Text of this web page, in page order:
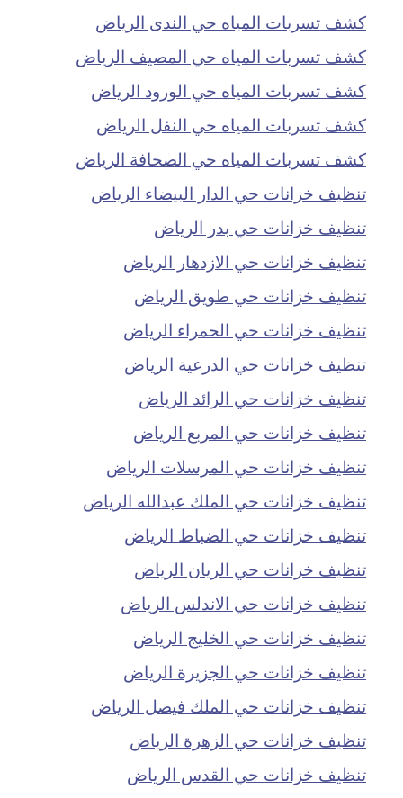
كشف تسربات المياه حي الندى الرياض
كشف تسربات المياه حي المصيف الرياض
كشف تسربات المياه حي الورود الرياض
كشف تسربات المياه حي النفل الرياض
كشف تسربات المياه حي الصحافة الرياض
تنظيف خزانات حي الدار البيضاء الرياض
تنظيف خزانات حي بدر الرياض
تنظيف خزانات حي الازدهار الرياض
تنظيف خزانات حي طويق الرياض
تنظيف خزانات حي الحمراء الرياض
تنظيف خزانات حي الدرعية الرياض
تنظيف خزانات حي الرائد الرياض
تنظيف خزانات حي المربع الرياض
تنظيف خزانات حي المرسلات الرياض
تنظيف خزانات حي الملك عبدالله الرياض
تنظيف خزانات حي الضباط الرياض
تنظيف خزانات حي الريان الرياض
تنظيف خزانات حي الاندلس الرياض
تنظيف خزانات حي الخليج الرياض
تنظيف خزانات حي الجزيرة الرياض
تنظيف خزانات حي الملك فيصل الرياض
تنظيف خزانات حي الزهرة الرياض
تنظيف خزانات حي القدس الرياض